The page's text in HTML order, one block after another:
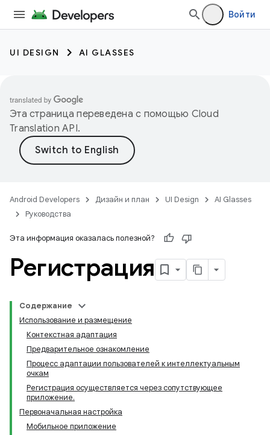
Войти
UI DESIGN AI GLASSES
Эта страница переведена с помощью Cloud
Translation API.
Android Developers Дизайн и план UI Design
AI Glasses
Руководства
Эта информация оказалась полезной?
Регистрация
Содержание
Использование и размещение
Контекстная адаптация
Предварительное ознакомление
Процесс адаптации пользователей к интеллектуальным
очкам
Регистрация осуществляется через сопутствующее
приложение.
Первоначальная настройка
Мобильное приложение